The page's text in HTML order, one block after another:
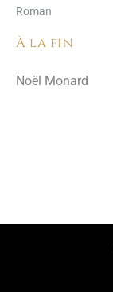
Roman
À la fin
Noël Monard